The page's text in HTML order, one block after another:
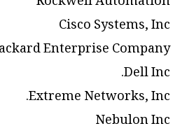
Cisco Systems, Inc
Enterprise Company
Dell Inc.
Extreme Networks, Inc.
Nebulon Inc